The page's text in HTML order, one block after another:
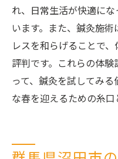
れ、日常生活が快適に
います。また、鍼灸施
レスを和らげることで
評判です。これらの体
って、鍼灸を試してみ
な春を迎えるための糸口